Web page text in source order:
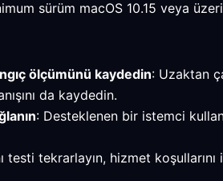
sürüm macOS 10.15 veya
ölçümünü kaydedin: Uzaktan
da kaydedin.
: Desteklenen bir istemci
testi tekrarlayın, hizmet